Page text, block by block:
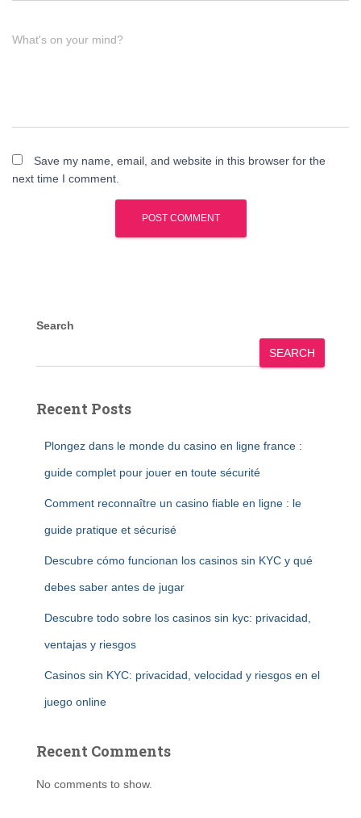
What's on your mind?
Save my name, email, and website in this browser for the
next time I comment.
Search
SEARCH
Recent Posts
Plongez dans le monde du casino en ligne france :
guide complet pour jouer en toute sécurité
Comment reconnaître un casino fiable en ligne : le
guide pratique et sécurisé
Descubre cómo funcionan los casinos sin KYC y qué
debes saber antes de jugar
Descubre todo sobre los casinos sin kyc: privacidad,
ventajas y riesgos
Casinos sin KYC: privacidad, velocidad y riesgos en el
juego online
Recent Comments
No comments to show.